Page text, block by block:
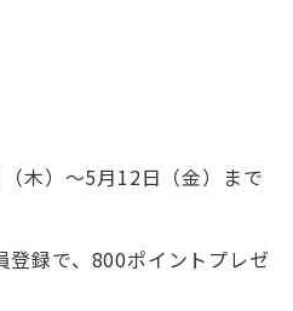
木）〜5月12日（金）まで
録で、800ポイントプレゼ